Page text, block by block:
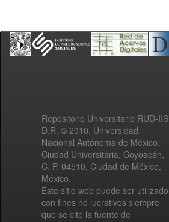
Repositorio Universitario RUD-IIS
D.R. © 2010. Universidad
Nacional Autónoma de México.
Ciudad Universitaria, Coyoacán,
C. P. 04510, Ciudad de México,
México.
Este sitio web puede ser utilizado
con fines no lucrativos siempre
que se cite la fuente de